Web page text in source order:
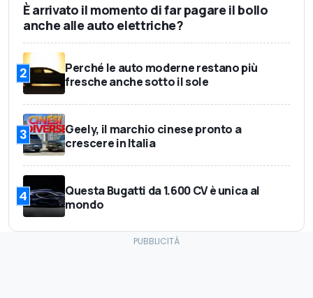
È arrivato il momento di far pagare il bollo
anche alle auto elettriche?
2
Perché le auto moderne restano più
fresche anche sotto il sole
3
Geely, il marchio cinese pronto a
crescere in Italia
4
Questa Bugatti da 1.600 CV è unica al
mondo